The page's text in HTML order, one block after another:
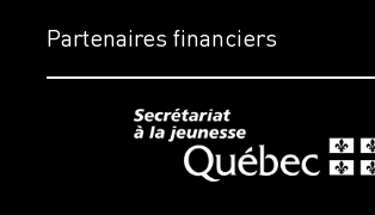
Partenaires financiers